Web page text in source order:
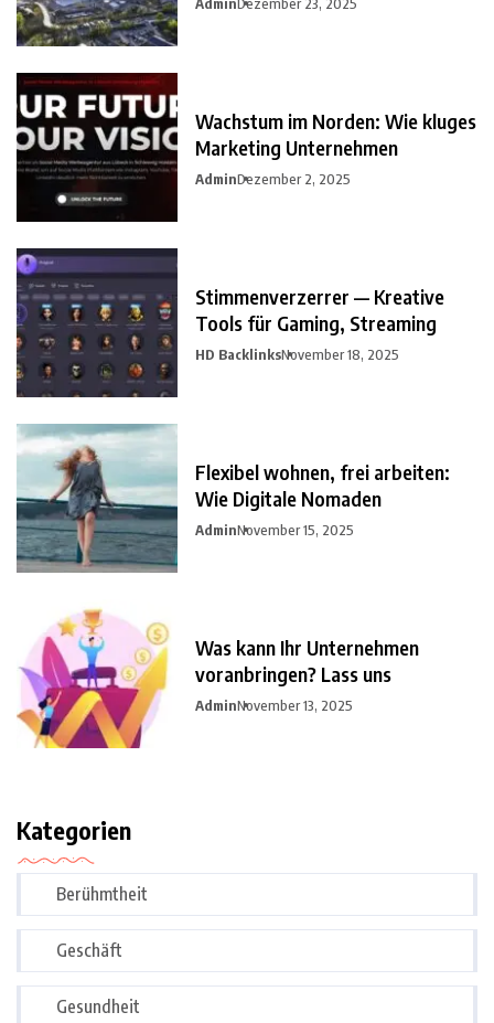
Wachstum im Norden: Wie kluges
Marketing Unternehmen
AdminDezember 2, 2025
Stimmenverzerrer — Kreative
Tools für Gaming, Streaming
HD BacklinksNovember 18, 2025
Flexibel wohnen, frei arbeiten:
Wie Digitale Nomaden
AdminNovember 15, 2025
Was kann Ihr Unternehmen
voranbringen? Lass uns
AdminNovember 13, 2025
Kategorien
Berühmtheit
Geschäft
Gesundheit